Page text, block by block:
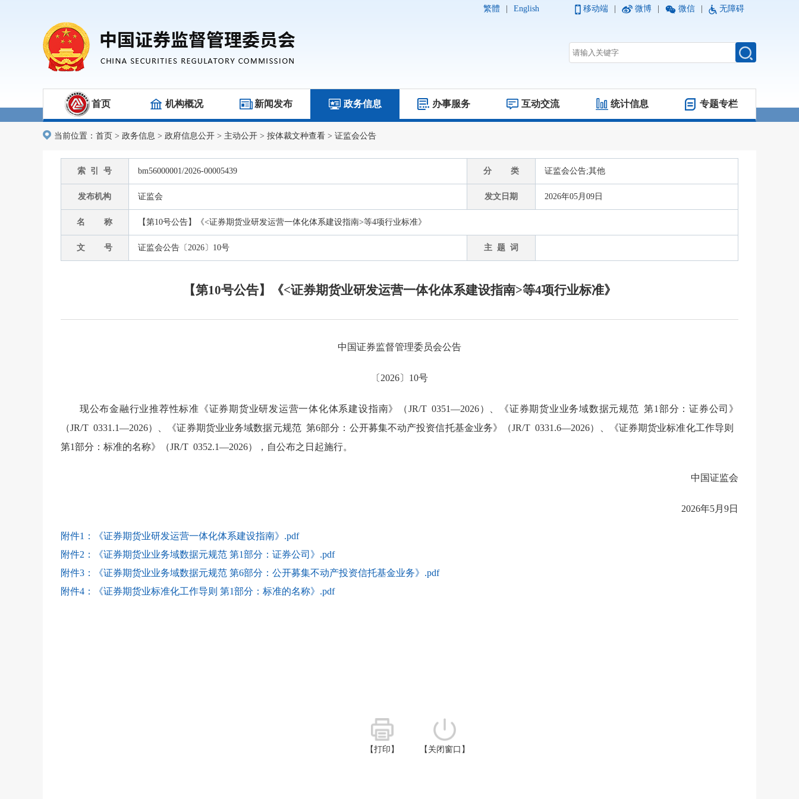
繁體 English 移动端 微博 微信 无障碍
首页 机构概况 新闻发布 政务信息 办事服务 互动交流 统计信息 专题专栏
当前位置： 首页 > 政务信息 > 政府信息公开 > 主动公开 > 按体裁文种查看 > 证监会公告
索 引 号 bm56000001/2026-00005439 分 类 证监会公告;其他
发布机构 证监会 发文日期 2026年05月09日
名 称 【第10号公告】《<证券期货业研发运营一体化体系建设指南>等4项行业标准》
文 号 证监会公告〔2026〕10号 主 题 词
【第10号公告】《<证券期货业研发运营一体化体系建设指南>等4项行业标准》
中国证券监督管理委员会公告
〔2026〕10号
现公布金融行业推荐性标准《证券期货业研发运营一体化体系建设指南》（JR/T 0351—2026）、《证券期货业业务域数据元规范 第1部分：证券公司》
（JR/T 0331.1—2026）、《证券期货业业务域数据元规范 第6部分：公开募集不动产投资信托基金业务》（JR/T 0331.6—2026）、《证券期货业标准化工作导则
第1部分：标准的名称》（JR/T 0352.1—2026），自公布之日起施行。
中国证监会
2026年5月9日
附件1：《证券期货业研发运营一体化体系建设指南》.pdf
附件2：《证券期货业业务域数据元规范 第1部分：证券公司》.pdf
附件3：《证券期货业业务域数据元规范 第6部分：公开募集不动产投资信托基金业务》.pdf
附件4：《证券期货业标准化工作导则 第1部分：标准的名称》.pdf
【打印】 【关闭窗口】